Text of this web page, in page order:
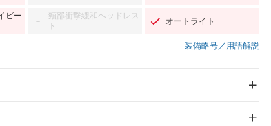
ビー
－
頸部衝撃緩和ヘッドレス
ト
オートライト
装備略号／用語解説